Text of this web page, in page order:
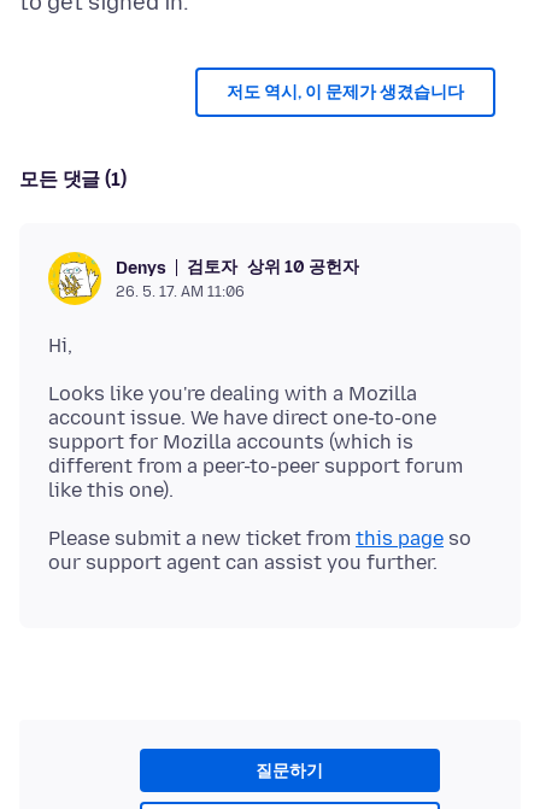
저도 역시, 이 문제가 생겼습니다
모든 댓글 (1)
Denys 검토자 상위 10 공헌자
26. 5. 17. AM 11:06
Looks like you're dealing with a Mozilla
account issue. We have direct one-to-one
support for Mozilla accounts (which is
different from a peer-to-peer support forum
Please submit a new ticket from this page so
질문하기